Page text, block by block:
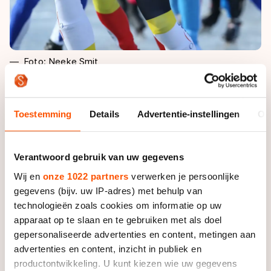
Toestemming Details Advertentie-instellingen
Verantwoord gebruik van uw gegevens
Wij en onze 1022 partners verwerken je persoonlijke
gegevens (bijv. uw IP-adres) met behulp van
technologieën zoals cookies om informatie op uw
apparaat op te slaan en te gebruiken met als doel
gepersonaliseerde advertenties en content, metingen aan
advertenties en content, inzicht in publiek en
productontwikkeling. U kunt kiezen wie uw gegevens
Foto: Neeke Smit
Het rommelt bij Selecteq, dat is inmiddels wel duidelijk.
Het stille vertrek van ploegleider Lammert Huitema, de
onvrede bij Erwin Mesu en Arnt Jalvingh, en nu dan
schaatser uit Eexterveen wil er verder niet over
uitweiden. ’’Daar is niemand bij gebaat.’’
Koops (27) werd tot zijn verbijstering zaterdag na de
finale van de Grand Prix domweg uit de ploeg gezet.
Anders kan hij het niet omschrijven. ’’Dit zag ik totaal
niet aankomen. Op de Weissensee kwam het uit dat
Arnt Jalvingh en Erwin Mesu op zoek moesten naar